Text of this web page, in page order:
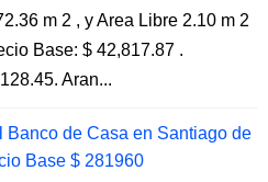
m 2 , y Area Libre 2.10 m 2
Base: $ 42,817.87 .
Aran...
Banco de Casa en Santiago de
Base $ 281960